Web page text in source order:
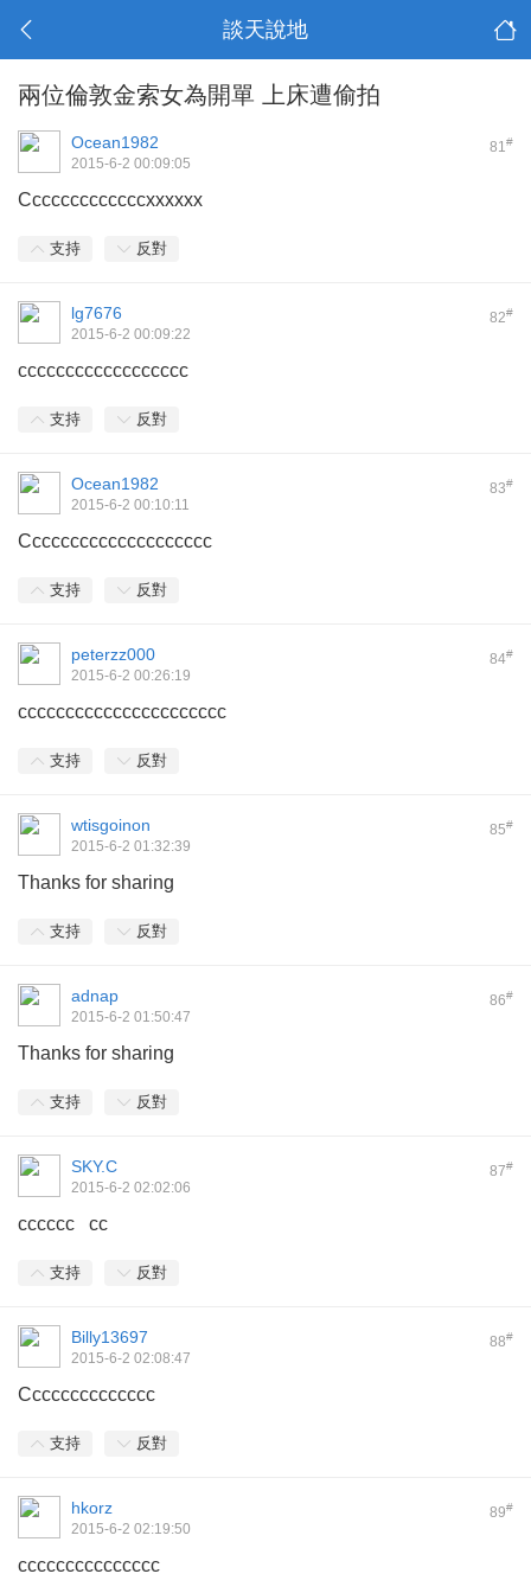
談天說地
兩位倫敦金索女為開單 上床遭偷拍
81#
Ocean1982
2015-6-2 00:09:05
Cccccccccccccxxxxxx
支持 反對
82#
lg7676
2015-6-2 00:09:22
cccccccccccccccccc
支持 反對
83#
Ocean1982
2015-6-2 00:10:11
Cccccccccccccccccccc
支持 反對
84#
peterzz000
2015-6-2 00:26:19
cccccccccccccccccccccc
支持 反對
85#
wtisgoinon
2015-6-2 01:32:39
Thanks for sharing
支持 反對
86#
adnap
2015-6-2 01:50:47
Thanks for sharing
支持 反對
87#
SKY.C
2015-6-2 02:02:06
cccccc cc
支持 反對
88#
Billy13697
2015-6-2 02:08:47
Cccccccccccccc
支持 反對
89#
hkorz
2015-6-2 02:19:50
ccccccccccccccc